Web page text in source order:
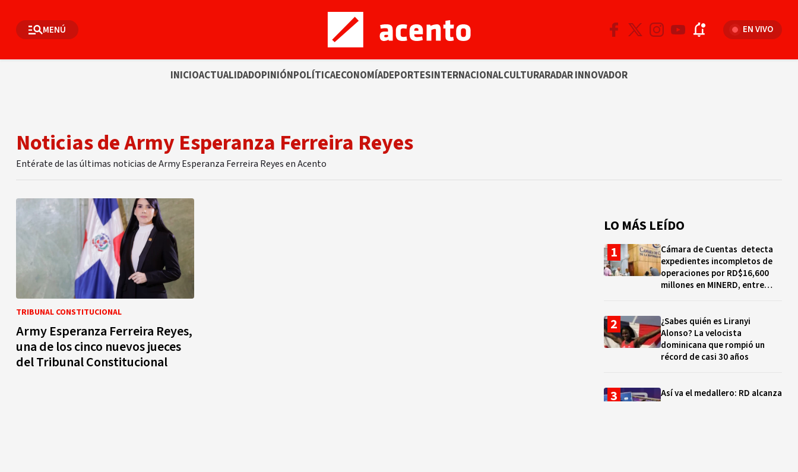
MENÚ EN VIVO
INICIOACTUALIDADOPINIÓNPOLÍTICAECONOMÍADEPORTESINTERNACIONALCULTURARADAR INNOVADOR
Noticias de Army Esperanza Ferreira Reyes
Entérate de las últimas noticias de Army Esperanza Ferreira Reyes en Acento
TRIBUNAL CONSTITUCIONAL
Army Esperanza Ferreira Reyes,
una de los cinco nuevos jueces
del Tribunal Constitucional
LO MÁS LEÍDO
Cámara de Cuentas detecta
expedientes incompletos de
operaciones por RD$16,600
millones en MINERD, entre
¿Sabes quién es Liranyi
Alonso? La velocista
dominicana que rompió un
récord de casi 30 años
Así va el medallero: RD alcanza